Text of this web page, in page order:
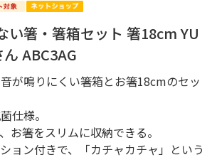
い箸・箸箱セット 箸18cm YU
ABC3AG
音が鳴りにくい箸箱とお箸18cmのセッ
仕様。
お箸をスリムに収納できる。
ョン付きで、「カチャカチャ」という